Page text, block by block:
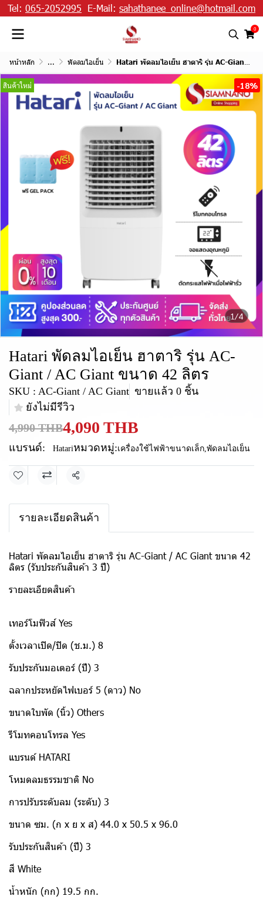
Tel: 065-2052995 E-Mail: sahathanee_online@hotmail.com
0
หน้าหลัก ... พัดลมไอเย็น Hatari พัดลมไอเย็น ฮาตาริ รุ่น AC-Giant / AC Giant ขนาด 42 ลิตร
1/4
สินค้าใหม่ -18%
Hatari พัดลมไอเย็น ฮาตาริ รุ่น AC-
Giant / AC Giant ขนาด 42 ลิตร
SKU : AC-Giant / AC Giant ขายแล้ว 0 ชิ้น
ยังไม่มีรีวิว
4,990 THB4,090 THB
แบรนด์: Hatariหมวดหมู่:เครื่องใช้ไฟฟ้าขนาดเล็ก,พัดลมไอเย็น
แชร์
รายละเอียดสินค้า
Hatari พัดลมไอเย็น ฮาตาริ รุ่น AC-Giant / AC Giant ขนาด 42
ลิตร (รับประกันสินค้า 3 ปี)
รายละเอียดสินค้า
เทอร์โมฟิวส์ Yes
ตั้งเวลาเปิด/ปิด (ช.ม.) 8
รับประกันมอเตอร์ (ปี) 3
ฉลากประหยัดไฟเบอร์ 5 (ดาว) No
ขนาดใบพัด (นิ้ว) Others
รีโมทคอนโทรล Yes
แบรนด์ HATARI
โหมดลมธรรมชาติ No
การปรับระดับลม (ระดับ) 3
ขนาด ซม. (ก x ย x ส) 44.0 x 50.5 x 96.0
รับประกันสินค้า (ปี) 3
สี White
น้ำหนัก (กก) 19.5 กก.